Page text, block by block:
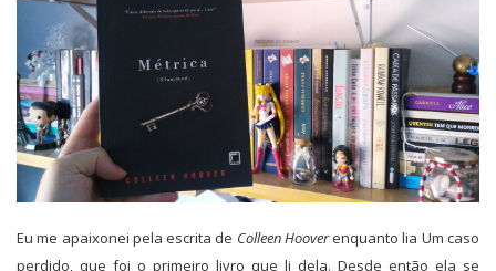
Eu me apaixonei pela escrita de Colleen Hooverenquanto lia Um caso
perdido, que foi o primeiro livro que li dela. Desde então ela se